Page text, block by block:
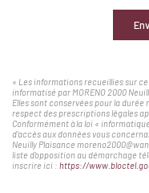
« Les informations recueillies sur
informatisé par MORENO 2000
Elles sont conservées pour la
respect des prescriptions légales
Conformément à la loi «
d'accès aux données vous
Neuilly Plaisance
liste d'opposition au démarchage
inscrire ici : https://